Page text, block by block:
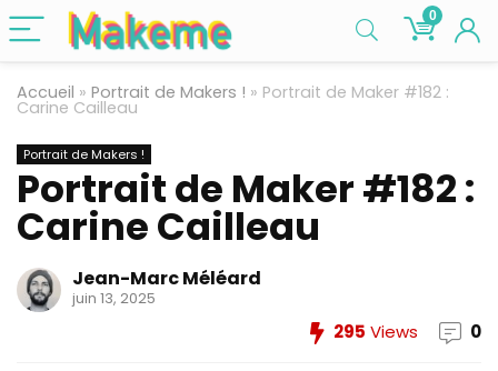
0
Accueil » Portrait de Makers ! » Portrait de Maker #182 :
Carine Cailleau
Portrait de Makers !
Portrait de Maker #182 :
Carine Cailleau
Jean-Marc Méléard
juin 13, 2025
295 Views 0